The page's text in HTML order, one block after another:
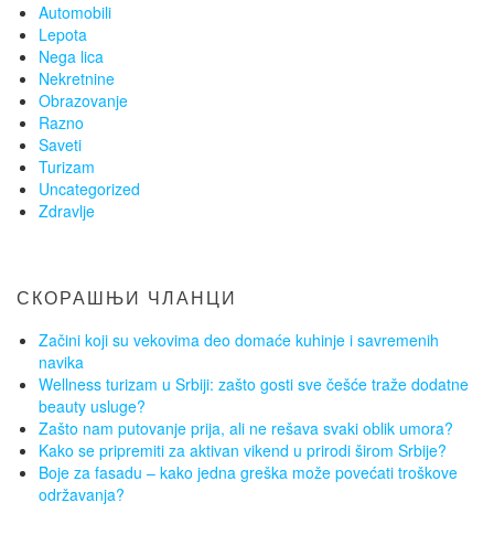
Automobili
Lepota
Nega lica
Nekretnine
Obrazovanje
Razno
Saveti
Turizam
Uncategorized
Zdravlje
СКОРАШЊИ ЧЛАНЦИ
Začini koji su vekovima deo domaće kuhinje i savremenih
navika
Wellness turizam u Srbiji: zašto gosti sve češće traže dodatne
beauty usluge?
Zašto nam putovanje prija, ali ne rešava svaki oblik umora?
Kako se pripremiti za aktivan vikend u prirodi širom Srbije?
Boje za fasadu – kako jedna greška može povećati troškove
održavanja?